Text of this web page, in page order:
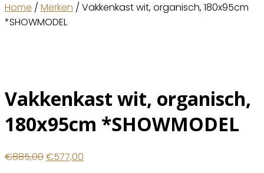
Home / Merken / Vakkenkast wit, organisch, 180x95cm
*SHOWMODEL
Vakkenkast wit, organisch,
180x95cm *SHOWMODEL
€885,00Oorspronkelijke
€577,00